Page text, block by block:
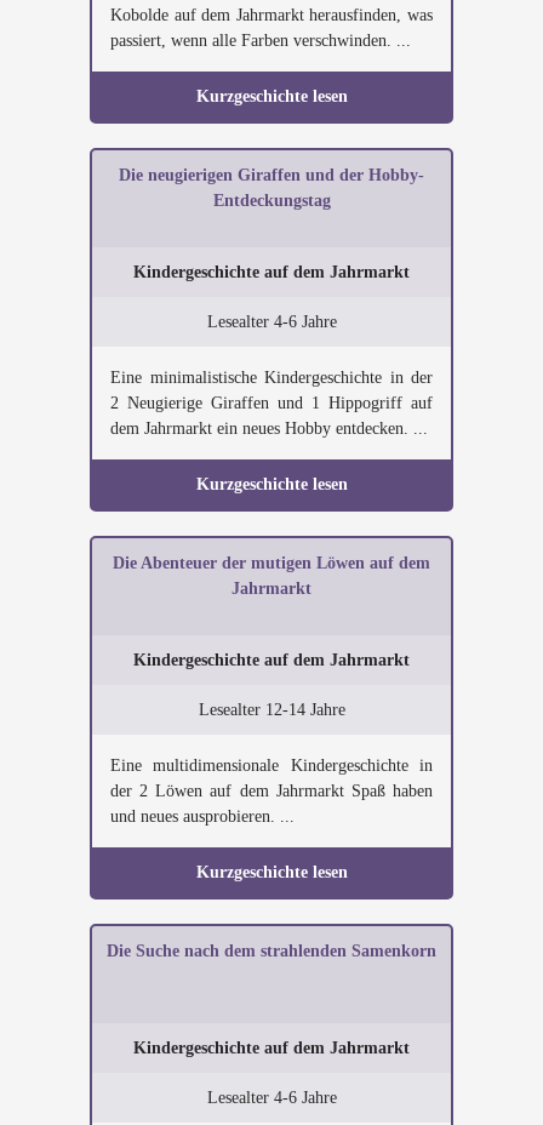
Kobolde auf dem Jahrmarkt herausfinden, was
passiert, wenn alle Farben verschwinden. ...
Kurzgeschichte lesen
Die neugierigen Giraffen und der Hobby-
Entdeckungstag
Kindergeschichte auf dem Jahrmarkt
Lesealter 4-6 Jahre
Eine minimalistische Kindergeschichte in der
2 Neugierige Giraffen und 1 Hippogriff auf
dem Jahrmarkt ein neues Hobby entdecken. ...
Kurzgeschichte lesen
Die Abenteuer der mutigen Löwen auf dem
Jahrmarkt
Kindergeschichte auf dem Jahrmarkt
Lesealter 12-14 Jahre
Eine multidimensionale Kindergeschichte in
der 2 Löwen auf dem Jahrmarkt Spaß haben
und neues ausprobieren. ...
Kurzgeschichte lesen
Die Suche nach dem strahlenden Samenkorn
Kindergeschichte auf dem Jahrmarkt
Lesealter 4-6 Jahre